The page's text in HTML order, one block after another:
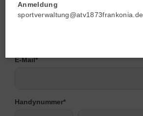
Vorname, Name*
E-Mail*
Handynummer*
Anmeldung
sportverwaltung@atv1873frankonia.de